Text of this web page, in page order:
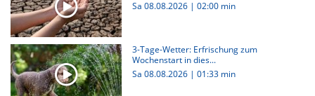
Sa 08.08.2026 | 02:00 min
3-Tage-Wetter: Erfrischung zum
Wochenstart in dies...
Sa 08.08.2026 | 01:33 min